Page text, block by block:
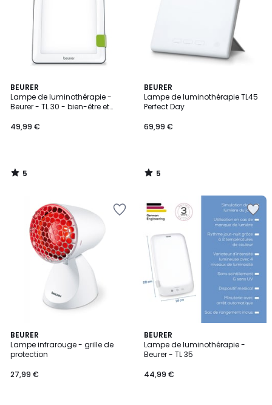
BEURER
Lampe de luminothérapie -
Beurer - TL 30 - bien-être et
49,99 €
5
/
5
5
/
BEURER
Lampe de luminothérapie TL45
Perfect Day
69,99 €
5
/
5
5
/
BEURER
Lampe infrarouge - grille de
protection
27,99 €
BEURER
Lampe de luminothérapie -
Beurer - TL 35
44,99 €
5
/
5